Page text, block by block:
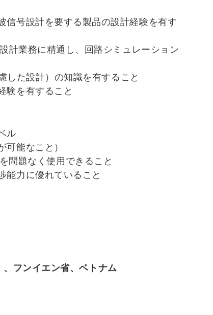
信号設計を要する製品の設計経験を有す
計業務に精通し、回路シミュレーション
た設計）の知識を有すること
験を有すること
ル
可能なこと）
問題なく使用できること
能力に優れていること
フンイエン省、ベトナム